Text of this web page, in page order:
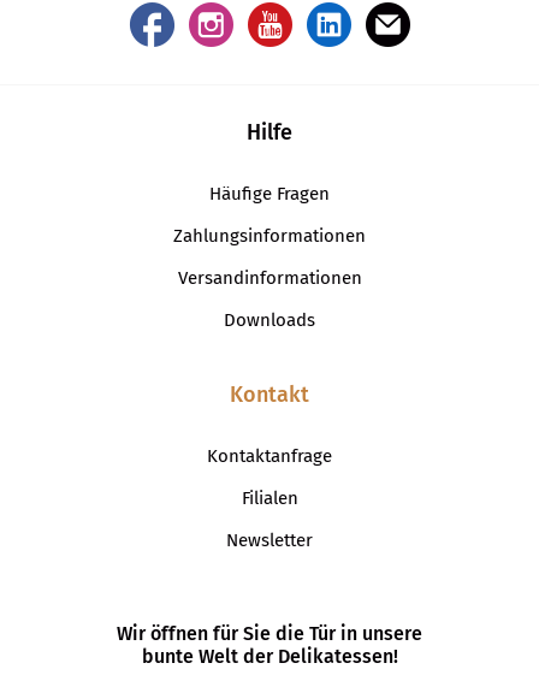
Hilfe
Häufige Fragen
Zahlungsinformationen
Versandinformationen
Downloads
Kontakt
Kontaktanfrage
Filialen
Newsletter
Wir öffnen für Sie die Tür in unsere
bunte Welt der Delikatessen!